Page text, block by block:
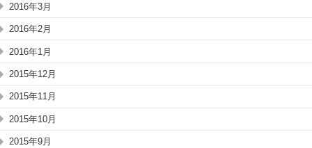
2016年3月
2016年2月
2016年1月
2015年12月
2015年11月
2015年10月
2015年9月